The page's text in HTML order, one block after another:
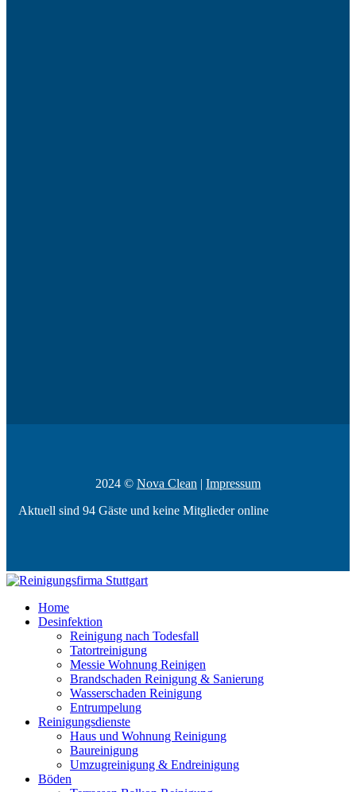
2024 © Nova Clean | Impressum
Aktuell sind 94 Gäste und keine Mitglieder online
Home
Desinfektion
Reinigung nach Todesfall
Tatortreinigung
Messie Wohnung Reinigen
Brandschaden Reinigung & Sanierung
Wasserschaden Reinigung
Entrumpelung
Reinigungsdienste
Haus und Wohnung Reinigung
Baureinigung
Umzugreinigung & Endreinigung
Böden